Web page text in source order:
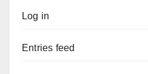
Log in
Entries feed